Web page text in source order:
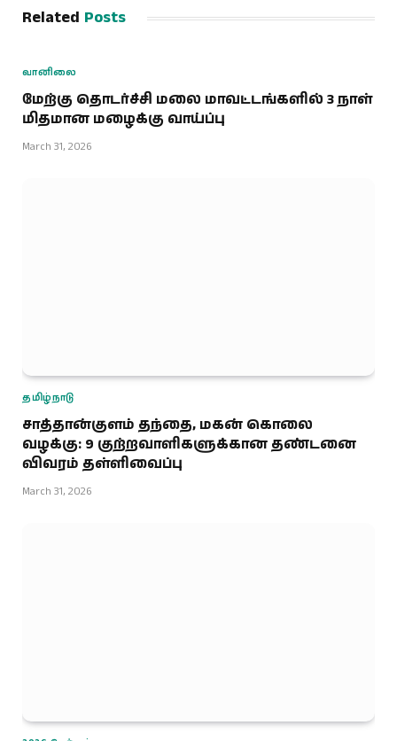
Related Posts
வானிலை
மேற்கு தொடர்ச்சி மலை மாவட்டங்களில் 3 நாள்
மிதமான மழைக்கு வாய்ப்பு
March 31, 2026
தமிழ்நாடு
சாத்தான்குளம் தந்தை, மகன் கொலை
வழக்கு: 9 குற்றவாளிகளுக்கான தண்டனை
விவரம் தள்ளிவைப்பு
March 31, 2026